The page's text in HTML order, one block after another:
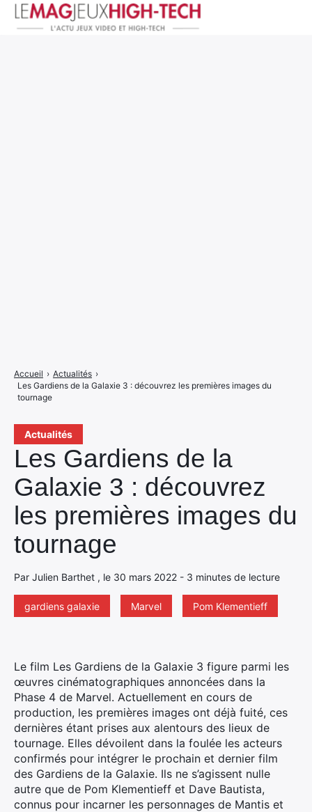
Actualités
Les Gardiens de la
Galaxie 3 : découvrez
les premières images du
tournage
Par Julien Barthet , le 30 mars 2022 - 3 minutes de lecture
gardiens galaxie Marvel Pom Klementieff
Accueil › Actualités ›
Les Gardiens de la Galaxie 3 : découvrez les premières images du
tournage
Le film Les Gardiens de la Galaxie 3 figure parmi les
œuvres cinématographiques annoncées dans la
Phase 4 de Marvel. Actuellement en cours de
production, les premières images ont déjà fuité, ces
dernières étant prises aux alentours des lieux de
tournage. Elles dévoilent dans la foulée les acteurs
confirmés pour intégrer le prochain et dernier film
des Gardiens de la Galaxie. Ils ne s’agissent nulle
autre que de Pom Klementieff et Dave Bautista,
connus pour incarner les personnages de Mantis et